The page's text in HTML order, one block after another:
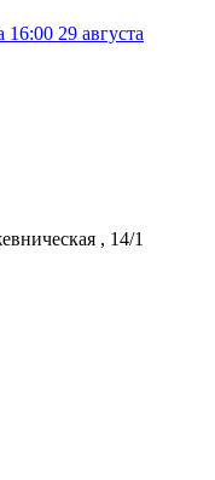
16:00 29 августа
, 14/1